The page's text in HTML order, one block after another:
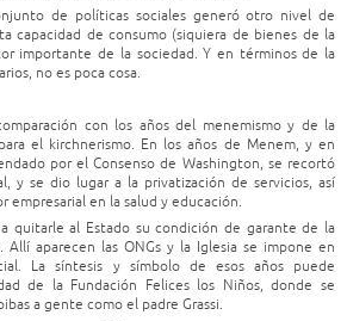
de políticas sociales generó otro nivel de
capacidad de consumo (siquiera de bienes de la
importante de la sociedad. Y en términos de la
no es poca cosa.
con los años del menemismo y de la
el kirchnerismo. En los años de Menem, y en
por el Consenso de Washington, se recortó
y se dio lugar a la privatización de servicios, así
empresarial en la salud y educación.
quitarle al Estado su condición de garante de la
Allí aparecen las ONGs y la Iglesia se impone en
La síntesis y símbolo de esos años puede
de la Fundación Felices los Niños, donde se
a gente como el padre Grassi.